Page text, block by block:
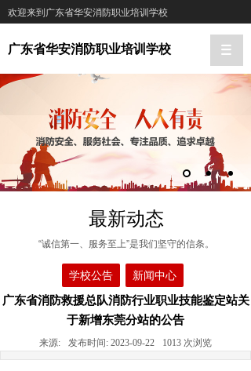
欢迎来到广东省华安消防职业培训学校
广东省华安消防职业培训学校
最新动态
“诚信第一、服务至上”是我们坚守的信条。
学校公告
新闻中心
广东省消防救援总队消防行业职业技能鉴定站关
于新增东莞分站的公告
来源: 发布时间: 2023-09-22 1013 次浏览